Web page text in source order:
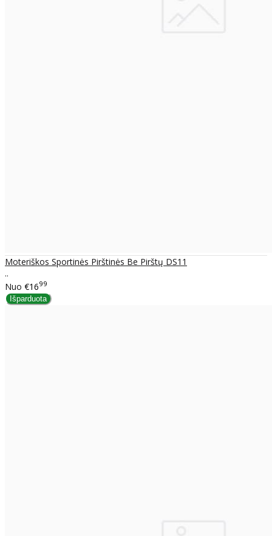
Moteriškos Sportinės Pirštinės Be Pirštų DS11
..
Nuo €1699